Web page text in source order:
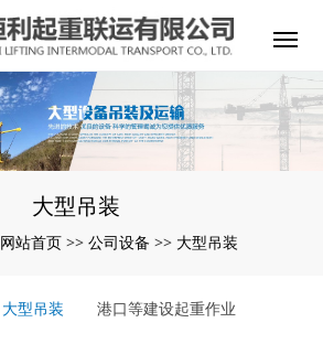
大型吊装
网站首页 >> 公司设备 >> 大型吊装
大型吊装 港口等建设起重作业